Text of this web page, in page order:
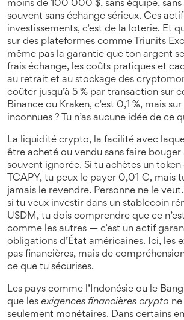
moins de 100 000 $, sans équipe,
souvent sans échange sérieux. Ces
investissements, c’est de la loterie. Et
sur des plateformes comme Triunits
même pas la garantie que ton argent
frais échange, les coûts pratiques et
au retrait et au stockage des
coûter jusqu’à 5 % par transaction sur
Binance ou Kraken, c’est 0,1 %, mais
inconnues ? Tu n’as aucune idée de ce
La liquidité crypto, la facilité avec
être acheté ou vendu sans faire bouger
souvent ignorée. Si tu achètes un
TCAPY, tu peux le payer 0,01 €, mais
jamais le revendre. Personne ne le
si tu veux investir dans un stablecoin
USDM, tu dois comprendre que ce
comme les autres — c’est un actif
obligations d’État américaines. Ici, les
pas financières, mais de
ce que tu sécurises.
Les pays comme l’Indonésie ou le
que les exigences financières crypto
seulement monétaires. Dans certains